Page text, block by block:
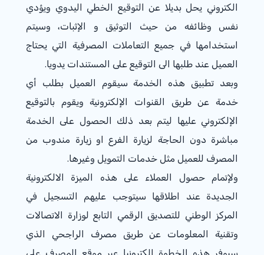
الكتروني يحل بديلا عن التوقيع الخطي اليدوي ويؤدي
نفس وظائفه من حيث التوثيق و الإثبات، وسيتم
استخدامها في جميع التعاملات المصرفية التي يحتاج
العميل عند طلبها الى التوقيع على المستندات يدويا.
وبعد تطبيق هذه الخدمة سيقوم العميل بطلب أي
خدمة عن طريق القنوات الإلكترونية ويقوم بالتوقيع
الإلكتروني عليها ليتم بعد ذلك الحصول على الخدمة
مباشرة دون الحاجة لزيارة الفرع او زيارة مندوب من
المصرف للعميل مثل خدمات التمويل وغيرها​.
ولإتمام حصول العملاء على هذه الميزة الالكترونية
الجديدة عند اطلاقها سيتوجب عليهم التسجيل في
المركز الوطني للتصديق الرقمي التابع لوزارة الاتصالات
وتقنية المعلومات عن طريق مصرف الراجحي الذي